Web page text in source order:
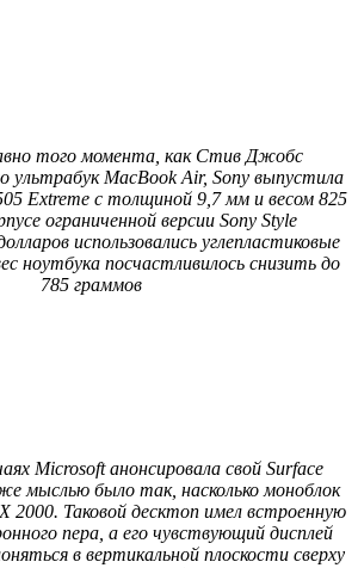
того момента, как Стив Джобс
ультрабук MacBook Air, Sony выпустила
Extreme с толщиной 9,7 мм и весом 825
ограниченной версии Sony Style
использовались углепластиковые
ноутбука посчастливилось снизить до
785 граммов
Microsoft анонсировала свой Surface
мыслью было так, насколько моноблок
2000. Таковой десктоп имел встроенную
пера, а его чувствующий дисплей
в вертикальной плоскости сверху